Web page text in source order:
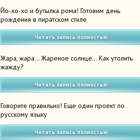
Йо-хо-хо и бутылка рома! Готовим день
рождения в пиратском стиле
Читать запись полностью
Жара, жара… Жареное солнце… Как утолить
жажду?
Читать запись полностью
Говорите правильно! Еще один проект по
русскому языку
Читать запись полностью